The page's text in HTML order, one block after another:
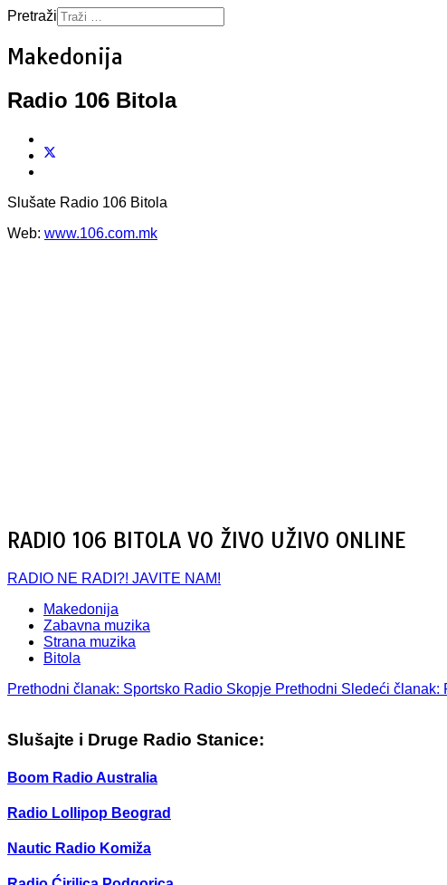
Pretraži
Makedonija
Radio 106 Bitola
Slušate Radio 106 Bitola
Web: www.106.com.mk
RADIO 106 BITOLA VO ŽIVO UŽIVO ONLINE
RADIO NE RADI?! JAVITE NAM!
Makedonija
Zabavna muzika
Strana muzika
Bitola
Prethodni članak: Sportsko Radio Skopje Prethodni Sledeći članak:
Slušajte i Druge Radio Stanice:
Boom Radio Australia
Radio Lollipop Beograd
Nautic Radio Komiža